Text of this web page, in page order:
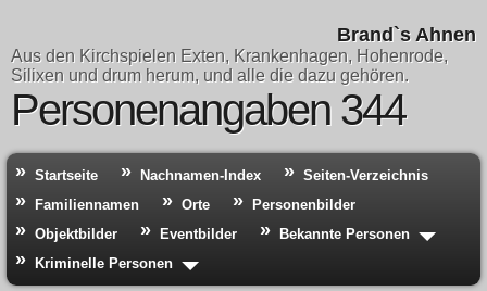
Brand`s Ahnen
Aus den Kirchspielen Exten, Krankenhagen, Hohenrode,
Silixen und drum herum, und alle die dazu gehören.
Personenangaben 344
Startseite Nachnamen-Index
Seiten-Verzeichnis
Familiennamen
Orte
Personenbilder
Objektbilder
Eventbilder
Bekannte Personen
Kriminelle Personen